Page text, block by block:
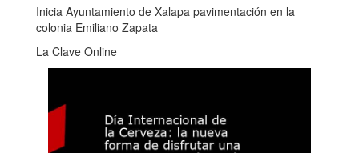
Inicia Ayuntamiento de Xalapa pavimentación en la
colonia Emiliano Zapata
La Clave Online